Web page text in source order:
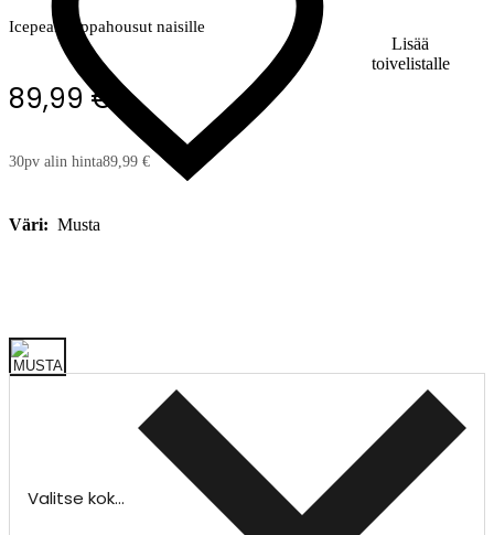
Lisää
toivelistalle
Icepeak toppahousut naisille
89,99 €
30pv alin hinta89,99 €
Väri: Musta
Valitse koko